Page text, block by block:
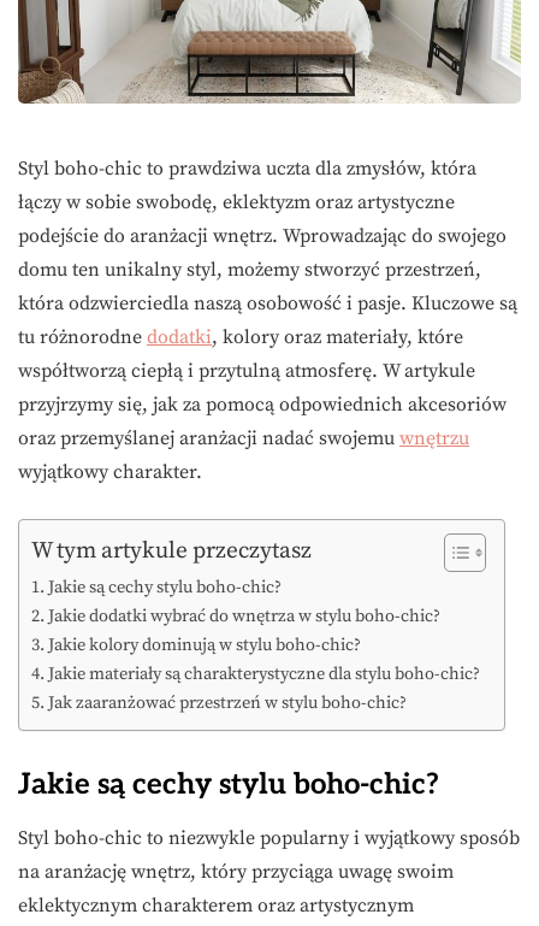
Styl boho-chic to prawdziwa uczta dla zmysłów, która
łączy w sobie swobodę, eklektyzm oraz artystyczne
podejście do aranżacji wnętrz. Wprowadzając do swojego
domu ten unikalny styl, możemy stworzyć przestrzeń,
która odzwierciedla naszą osobowość i pasje. Kluczowe są
tu różnorodne dodatki, kolory oraz materiały, które
współtworzą ciepłą i przytulną atmosferę. W artykule
przyjrzymy się, jak za pomocą odpowiednich akcesoriów
oraz przemyślanej aranżacji nadać swojemu wnętrzu
wyjątkowy charakter.
W tym artykule przeczytasz
Jakie są cechy stylu boho-chic?
Jakie dodatki wybrać do wnętrza w stylu boho-chic?
Jakie kolory dominują w stylu boho-chic?
Jakie materiały są charakterystyczne dla stylu boho-chic?
Jak zaaranżować przestrzeń w stylu boho-chic?
Jakie są cechy stylu boho-chic?
Styl boho-chic to niezwykle popularny i wyjątkowy sposób
na aranżację wnętrz, który przyciąga uwagę swoim
eklektycznym charakterem oraz artystycznym